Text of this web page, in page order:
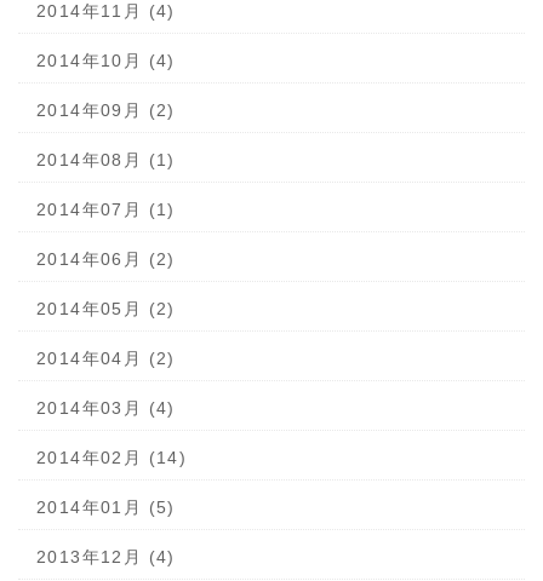
2014年11月 (4)
2014年10月 (4)
2014年09月 (2)
2014年08月 (1)
2014年07月 (1)
2014年06月 (2)
2014年05月 (2)
2014年04月 (2)
2014年03月 (4)
2014年02月 (14)
2014年01月 (5)
2013年12月 (4)